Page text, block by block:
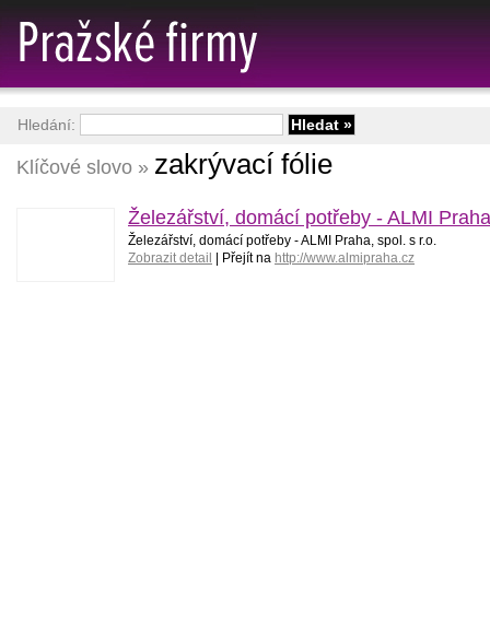
Klíčové slovo » zakrývací fólie
Železářství, domácí potřeby - ALMI
Železářství, domácí potřeby - ALMI Praha, spol. s r.o.
Zobrazit detail
| Přejít na http://www.almipraha.cz
Hledání: